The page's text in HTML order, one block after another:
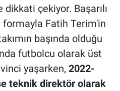
çekiyor. Başarılı
formayla Fatih Terim'in
başında olduğu
futbolcu olarak üst
yaşarken, 2022-
teknik direktör olarak